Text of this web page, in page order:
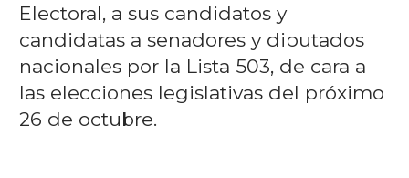
Electoral, a sus candidatos y
candidatas a senadores y diputados
nacionales por la Lista 503, de cara a
las elecciones legislativas del próximo
26 de octubre.